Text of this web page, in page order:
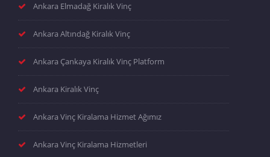
Ankara Elmadağ Kiralık Vinç
Ankara Altındağ Kiralık Vinç
Ankara Çankaya Kiralık Vinç Platform
Ankara Kiralık Vinç
Ankara Vinç Kiralama Hizmet Ağımız
Ankara Vinç Kiralama Hizmetleri